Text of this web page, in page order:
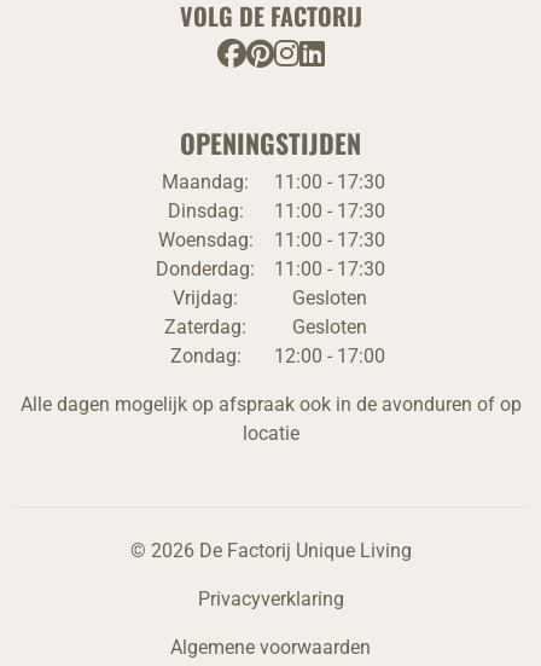
VOLG DE FACTORIJ
OPENINGSTIJDEN
Maandag:
Dinsdag:
Woensdag:
Donderdag:
Vrijdag:
Zaterdag:
Zondag:
11:00 - 17:30
11:00 - 17:30
11:00 - 17:30
11:00 - 17:30
Gesloten
Gesloten
12:00 - 17:00
Alle dagen mogelijk op afspraak ook in de avonduren of op
locatie
© 2026 De Factorij Unique Living
Privacyverklaring
Algemene voorwaarden